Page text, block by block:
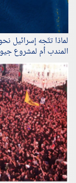
لماذا تتّجه إسرائيل
المندب أم لمشروع